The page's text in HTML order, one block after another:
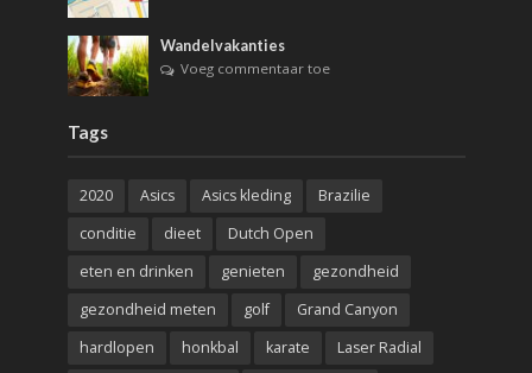
Wandelvakanties
Voeg commentaar toe
Tags
2020 Asics Asics kleding
Brazilie
conditie
dieet
Dutch Open
eten en drinken
genieten
gezondheid
gezondheid meten
golf
Grand Canyon
hardlopen
honkbal karate Laser Radial